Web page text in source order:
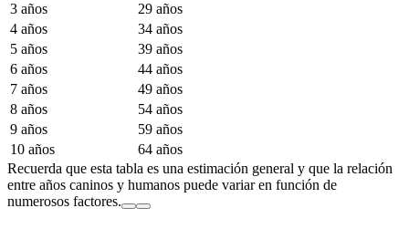
3 años
29 años
4 años
34 años
5 años
39 años
6 años
44 años
7 años
49 años
8 años
54 años
9 años
59 años
10 años
64 años
Recuerda que esta tabla es una estimación general y que la relación
entre años caninos y humanos puede variar en función de
numerosos factores.